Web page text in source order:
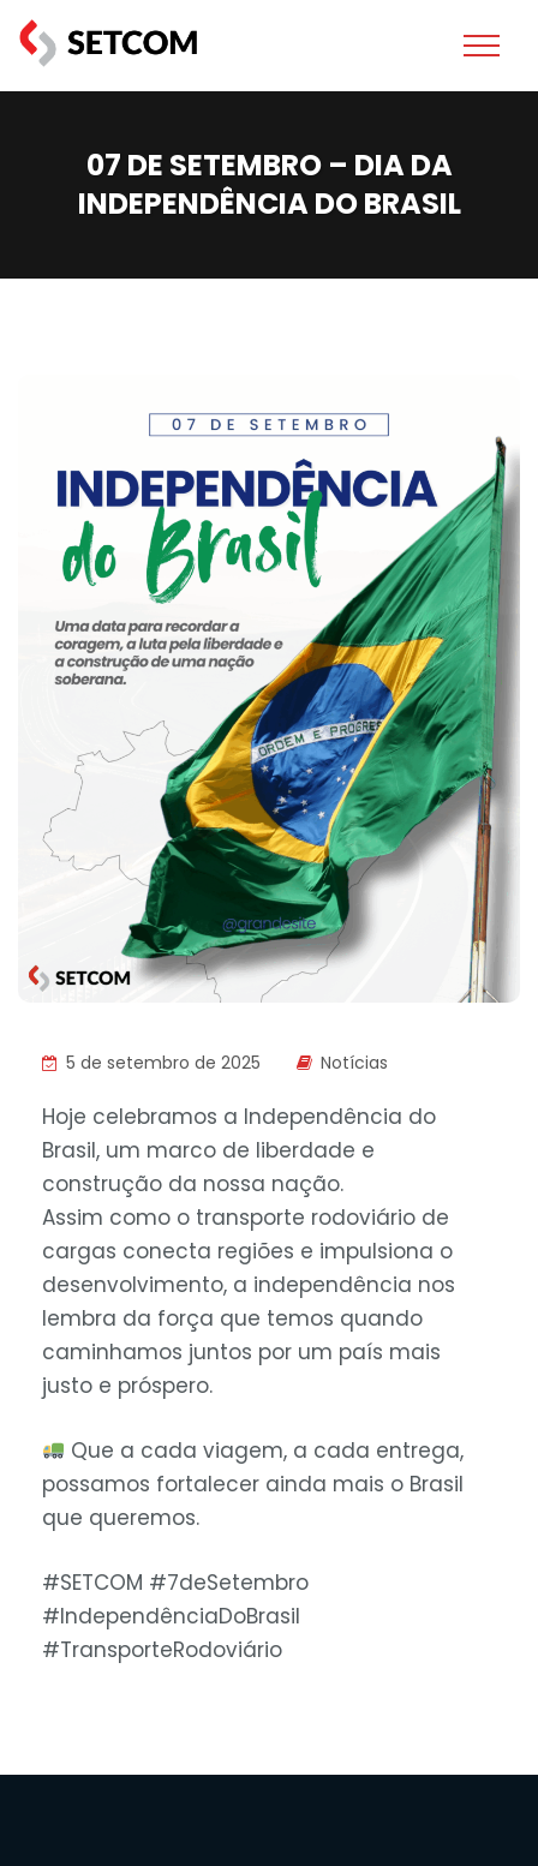
07 DE SETEMBRO – DIA DA
INDEPENDÊNCIA DO BRASIL
5 de setembro de 2025 Notícias
Hoje celebramos a Independência do
Brasil, um marco de liberdade e
construção da nossa nação.
Assim como o transporte rodoviário de
cargas conecta regiões e impulsiona o
desenvolvimento, a independência nos
lembra da força que temos quando
caminhamos juntos por um país mais
justo e próspero.
Que a cada viagem, a cada entrega,
possamos fortalecer ainda mais o Brasil
que queremos.
#SETCOM #7deSetembro
#IndependênciaDoBrasil
#TransporteRodoviário